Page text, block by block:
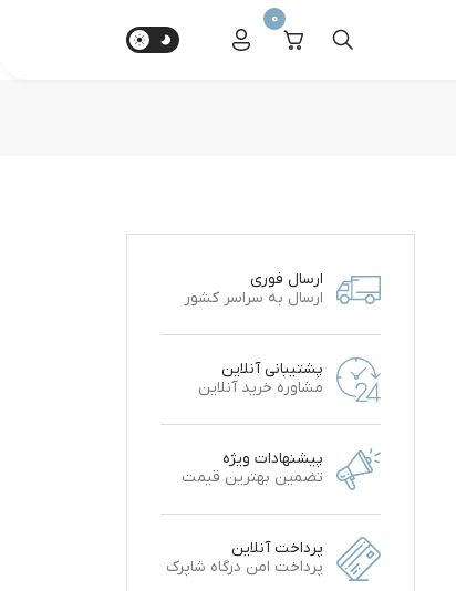
0
ارسال فوری
ارسال به سراسر کشور
پشتیبانی آنلاین
مشاوره خرید آنلاین
پیشنهادات ویژه
تضمین بهترین قیمت
پرداخت آنلاین
پرداخت امن درگاه شاپرک